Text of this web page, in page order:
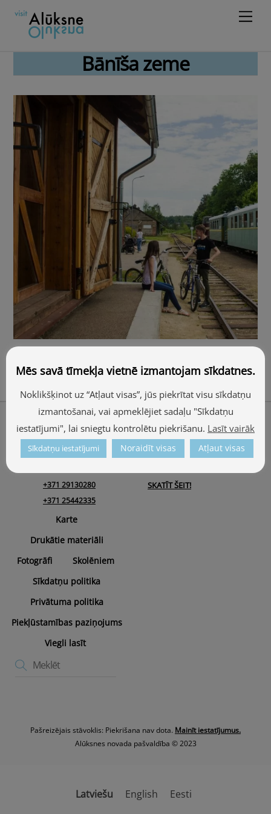
content
Bānīša zeme
To
Top
Par mums
ALŪKSNES TŪRISMA INFORMĀCIJAS CENTRS
Ojāra Vācieša iela 1, Alūksne, Alūksnes novads, LV-4301
+371 29130280
+371 25442335
SKATĪT ŠEIT!
Karte
Drukātie materiāli
Fotogrāfi
Skolēniem
Sīkdatņu politika
Privātuma politika
Piekļūstamības paziņojums
Viegli lasīt
Pašreizējais stāvoklis: Piekrišana nav dota. Mainīt iestatījumus.
Alūksnes novada pašvaldība © 2023
Mēs savā tīmekļa vietnē izmantojam sīkdatnes.
Noklikšķinot uz “Atļaut visas”, jūs piekrītat visu sīkdatņu
izmantošanai, vai apmeklējiet sadaļu "Sīkdatņu
iestatījumi", lai sniegtu kontrolētu piekrišanu. Lasīt vairāk
Sīkdatņu iestatījumi Noraidīt visas Atļaut visas
Latviešu English Eesti